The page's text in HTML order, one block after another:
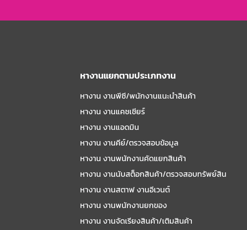
หางานแยกตามประเภทงาน
หางาน งานพีซี/พนักงานแนะนําสินค้า
หางาน งานแคชเชียร์
หางาน งานแอดมิน
หางาน งานคีย์/ตรวจสอบข้อมูล
หางาน งานพนักงานคัดแยกสินค้า
หางาน งานนับสต็อกสินค้า/ตรวจสอบทรัพย์สิน
หางาน งานสตาฟ งานอีเวนต์
หางาน งานพนักงานยกของ
หางาน งานจัดเรียงสินค้า/เติมสินค้า